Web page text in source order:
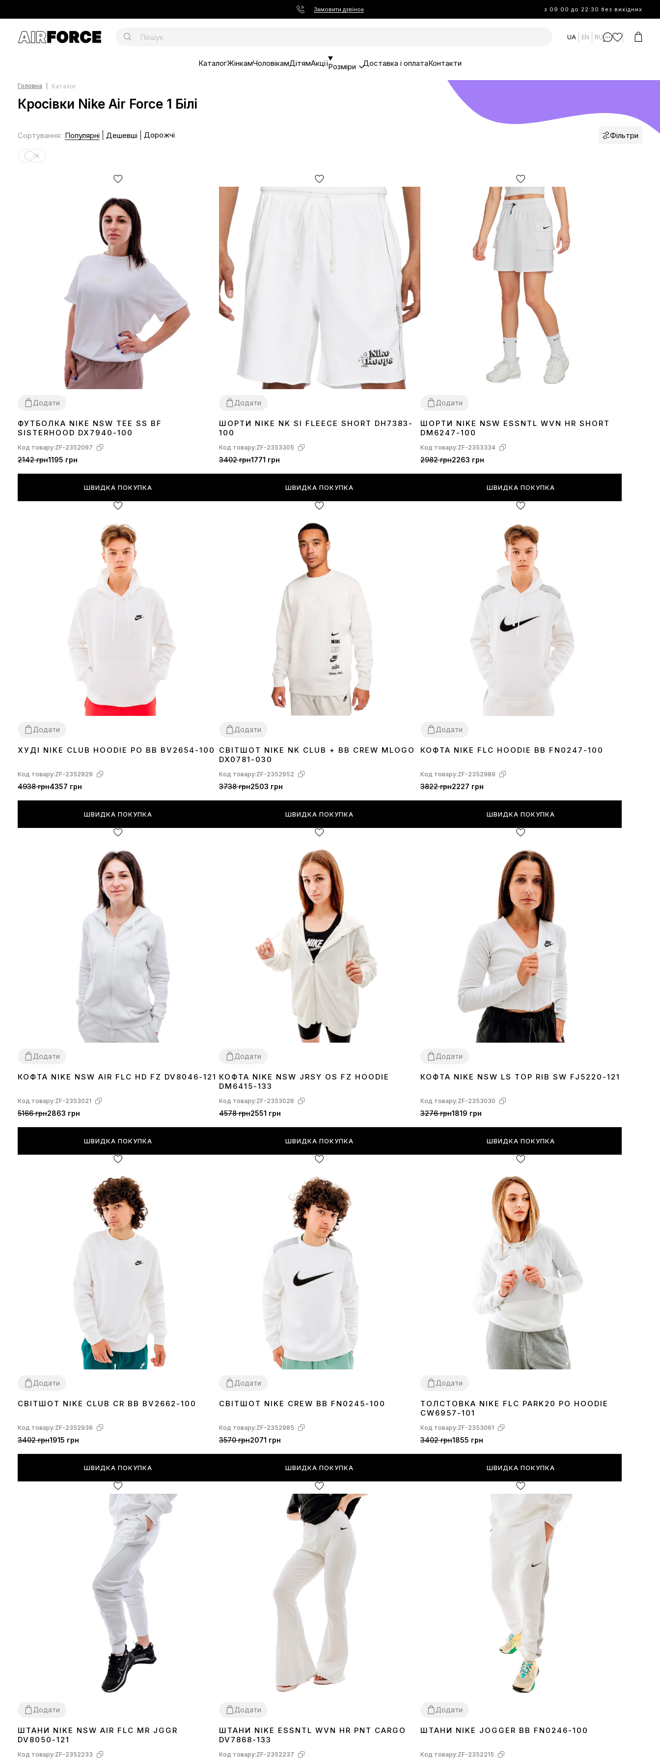
Замовити дзвінок з 09:00 до 22:30 без вихідних
UA EN RU
КаталогЖінкамЧоловікамДітямАкціїРозміри Доставка і оплатаКонтакти
Головна Каталог
Кросівки Nike Air Force 1 Білі
Сортування: Популярні Дешевші Дорожчі Фільтри
Додати
XS M
ФУТБОЛКА NIKE NSW TEE SS BF
SISTERHOOD DX7940-100
Код товару:ZF-2352097
2142 грн1195 грн
ШВИДКА ПОКУПКА
Додати
SML XL
ШОРТИ NIKE NK SI FLEECE SHORT DH7383-
100
Код товару:ZF-2353305
3402 грн1771 грн
ШВИДКА ПОКУПКА
Додати
L
ШОРТИ NIKE NSW ESSNTL WVN HR SHORT
DM6247-100
Код товару:ZF-2353334
2982 грн2263 грн
ШВИДКА ПОКУПКА
Додати
L XL
ХУДІ NIKE CLUB HOODIE PO BB BV2654-100
Код товару:ZF-2352929
4938 грн4357 грн
ШВИДКА ПОКУПКА
Додати
XL
СВІТШОТ NIKE NK CLUB + BB CREW MLOGO
DX0781-030
Код товару:ZF-2352952
3738 грн2503 грн
ШВИДКА ПОКУПКА
Додати
XL
КОФТА NIKE FLC HOODIE BB FN0247-100
Код товару:ZF-2352989
3822 грн2227 грн
ШВИДКА ПОКУПКА
Додати
XSS ML
КОФТА NIKE NSW AIR FLC HD FZ DV8046-121
Код товару:ZF-2353021
5166 грн2863 грн
ШВИДКА ПОКУПКА
Додати
L
КОФТА NIKE NSW JRSY OS FZ HOODIE
DM6415-133
Код товару:ZF-2353026
4578 грн2551 грн
ШВИДКА ПОКУПКА
Додати
L
КОФТА NIKE NSW LS TOP RIB SW FJ5220-121
Код товару:ZF-2353030
3276 грн1819 грн
ШВИДКА ПОКУПКА
Додати
XL
СВІТШОТ NIKE CLUB CR BB BV2662-100
Код товару:ZF-2352936
3402 грн1915 грн
ШВИДКА ПОКУПКА
Додати
LXL
СВІТШОТ NIKE CREW BB FN0245-100
Код товару:ZF-2352985
3570 грн2071 грн
ШВИДКА ПОКУПКА
Додати
XS SL
ТОЛСТОВКА NIKE FLC PARK20 PO HOODIE
CW6957-101
Код товару:ZF-2353061
3402 грн1855 грн
ШВИДКА ПОКУПКА
Додати
SL
ШТАНИ NIKE NSW AIR FLC MR JGGR
DV8050-121
Код товару:ZF-2352233
Додати
XSSM L
ШТАНИ NIKE ESSNTL WVN HR PNT CARGO
DV7868-133
Код товару:ZF-2352237
Додати
L XL
ШТАНИ NIKE JOGGER BB FN0246-100
Код товару:ZF-2352215